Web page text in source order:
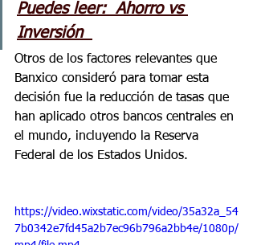
Puedes leer:  Ahorro vs
Inversión
Otros de los factores relevantes que
Banxico consideró para tomar esta
decisión fue la reducción de tasas que
han aplicado otros bancos centrales en
el mundo, incluyendo la Reserva
Federal de los Estados Unidos.
https://video.wixstatic.com/video/35a32a_54
7b0342e7fd45a2b7ec96b796a2bb4e/1080p/